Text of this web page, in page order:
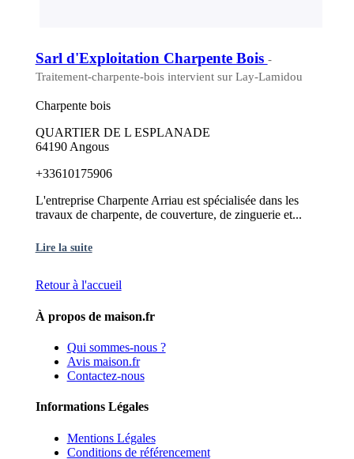
Sarl d'Exploitation Charpente Bois -
Traitement-charpente-bois intervient sur Lay-Lamidou
Charpente bois
QUARTIER DE L ESPLANADE
64190 Angous
+33610175906
L'entreprise Charpente Arriau est spécialisée dans les
travaux de charpente, de couverture, de zinguerie et...
Lire la suite
Retour à l'accueil
À propos de maison.fr
Qui sommes-nous ?
Avis maison.fr
Contactez-nous
Informations Légales
Mentions Légales
Conditions de référencement